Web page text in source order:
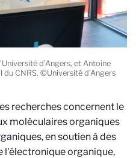
d’Angers, et Antoine
CNRS. ©Université d’Angers
recherches concernent le
moléculaires organiques
en soutien à des
l'électronique organique,